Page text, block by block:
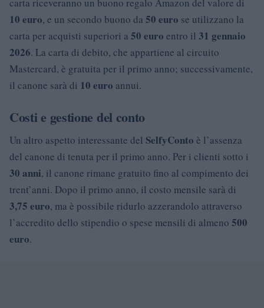
10 euro, e un secondo buono da 50 euro se utilizzano la
carta per acquisti superiori a 50 euro entro il 31 gennaio
2026. La carta di debito, che appartiene al circuito
Mastercard, è gratuita per il primo anno; successivamente,
il canone sarà di 10 euro annui.
Costi e gestione del conto
Un altro aspetto interessante del SelfyConto è l’assenza
del canone di tenuta per il primo anno. Per i clienti sotto i
30 anni, il canone rimane gratuito fino al compimento dei
trent’anni. Dopo il primo anno, il costo mensile sarà di
3,75 euro, ma è possibile ridurlo azzerandolo attraverso
l’accredito dello stipendio o spese mensili di almeno 500
euro.